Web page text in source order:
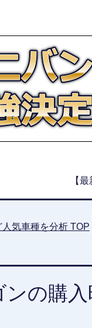
【
気車種を分析 TOP
ンの購